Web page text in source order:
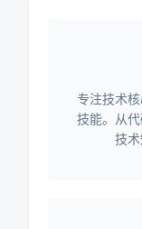
专注技术
技能。从
技